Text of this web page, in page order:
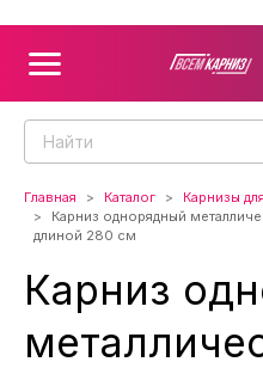
Главная Каталог
Карнизы
Карниз однорядный
длиной 280 см
Карниз